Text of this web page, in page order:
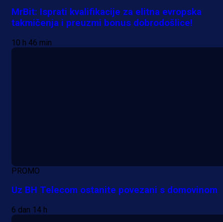
MrBit: Isprati kvalifikacije za elitna evropska
takmičenja i preuzmi bonus dobrodošlice!
10 h 46 min
PROMO
Uz BH Telecom ostanite povezani s domovinom
6 dan 14 h